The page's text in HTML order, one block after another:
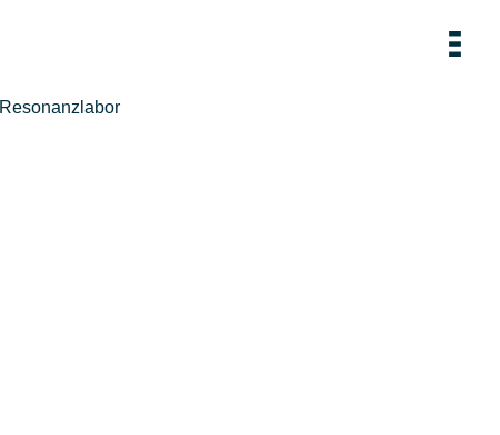
Resonanzlabor